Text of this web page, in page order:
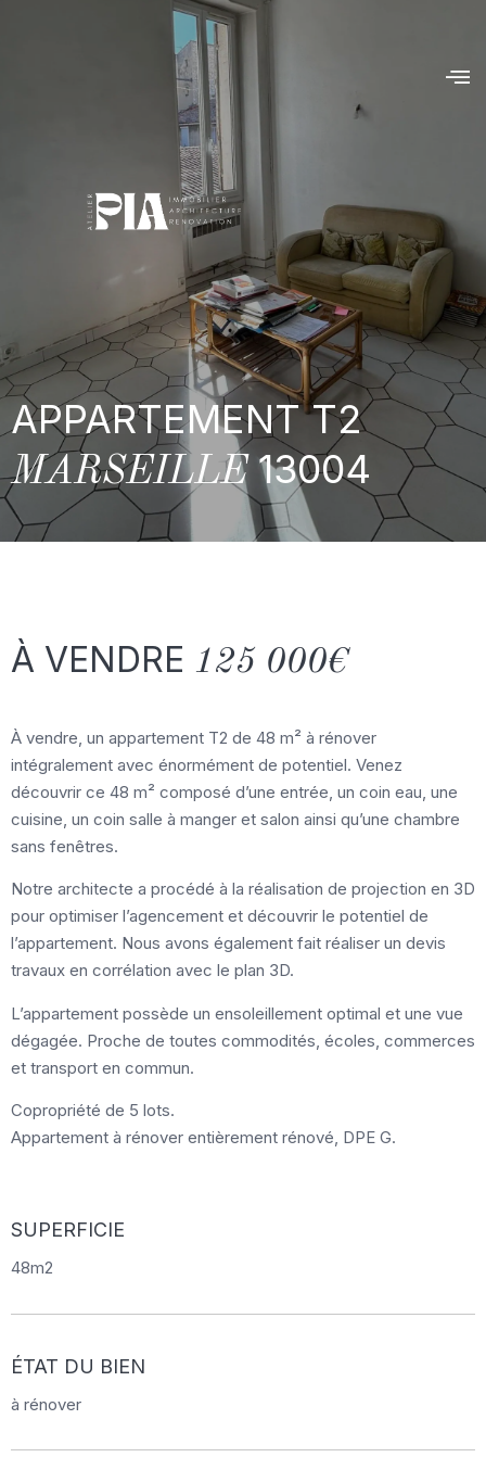
APPARTEMENT T2
MARSEILLE13004
À VENDRE 125 000€
À vendre, un appartement T2 de 48 m² à rénover
intégralement avec énormément de potentiel. Venez
découvrir ce 48 m² composé d’une entrée, un coin eau, une
cuisine, un coin salle à manger et salon ainsi qu’une chambre
sans fenêtres.
Notre architecte a procédé à la réalisation de projection en 3D
pour optimiser l’agencement et découvrir le potentiel de
l’appartement. Nous avons également fait réaliser un devis
travaux en corrélation avec le plan 3D.
L’appartement possède un ensoleillement optimal et une vue
dégagée. Proche de toutes commodités, écoles, commerces
et transport en commun.
Copropriété de 5 lots.
Appartement à rénover entièrement rénové, DPE G.
SUPERFICIE
48m2
ÉTAT DU BIEN
à rénover